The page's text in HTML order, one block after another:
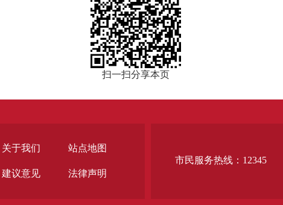
扫一扫分享本页
关于我们 站点地图
建议意见 法律声明
市民服务热线：12345